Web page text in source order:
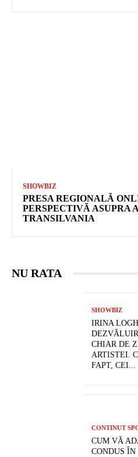
SHOWBIZ
PRESA REGIONALĂ
PERSPECTIVĂ
TRANSILVANIA
NU RATA
SHOWBIZ
IRINA
CHIAR DE
ARTISTEI.
FAPT, CEI...
CONTINUT
CUM VĂ
CONDUS